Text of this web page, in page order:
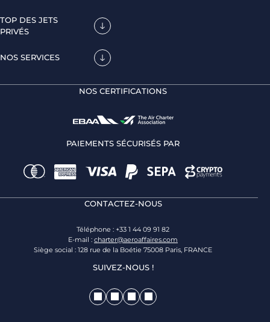
TOP DES JETS
PRIVÉS
NOS SERVICES
NOS CERTIFICATIONS
PAIEMENTS SÉCURISÉS PAR
CONTACTEZ-NOUS
Téléphone : +33 1 44 09 91 82
E-mail : charter@aeroaffaires.com
Siège social : 128 rue de la Boétie 75008 Paris, FRANCE
SUIVEZ-NOUS !